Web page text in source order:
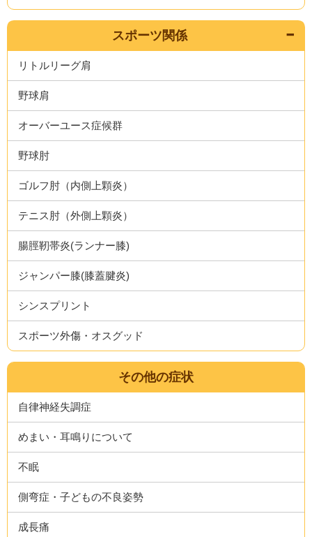
スポーツ関係
リトルリーグ肩
野球肩
オーバーユース症候群
野球肘
ゴルフ肘（内側上顆炎）
テニス肘（外側上顆炎）
腸脛靭帯炎(ランナー膝)
ジャンパー膝(膝蓋腱炎)
シンスプリント
スポーツ外傷・オスグッド
その他の症状
自律神経失調症
めまい・耳鳴りについて
不眠
側弯症・子どもの不良姿勢
成長痛